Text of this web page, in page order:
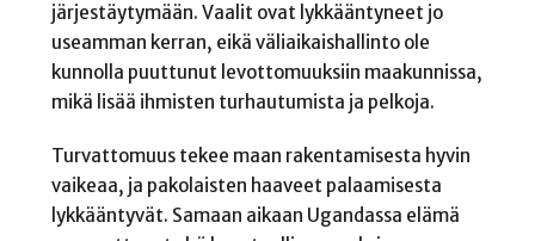
järjestäytymään. Vaalit ovat lykkääntyneet jo
useamman kerran, eikä väliaikaishallinto ole
kunnolla puuttunut levottomuuksiin maakunnissa,
mikä lisää ihmisten turhautumista ja pelkoja.
Turvattomuus tekee maan rakentamisesta hyvin
vaikeaa, ja pakolaisten haaveet palaamisesta
lykkääntyvät. Samaan aikaan Ugandassa elämä